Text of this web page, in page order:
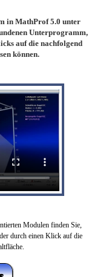
in MathProf 5.0 unter
Unterprogramm,
auf die nachfolgend
können.
Modulen finden Sie,
durch einen Klick auf die